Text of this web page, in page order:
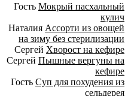
Гость Мокрый пасхальный
кулич
Наталия Ассорти из овощей
на зиму без стерилизации
Сергей Хворост на кефире
Сергей Пышные вергуны на
кефире
Гость Суп для похудения из
сельдерея